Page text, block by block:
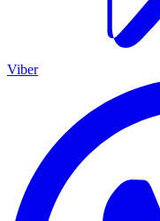
Viber